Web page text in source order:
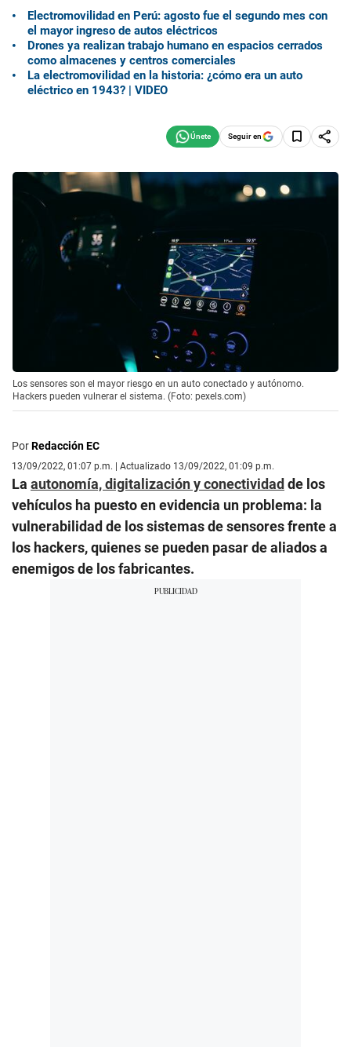
Electromovilidad en Perú: agosto fue el segundo mes con
el mayor ingreso de autos eléctricos
Drones ya realizan trabajo humano en espacios cerrados
como almacenes y centros comerciales
La electromovilidad en la historia: ¿cómo era un auto
eléctrico en 1943? | VIDEO
Seguir en
Los sensores son el mayor riesgo en un auto conectado y autónomo.
Hackers pueden vulnerar el sistema. (Foto: pexels.com)
PorRedacción EC
13/09/2022, 01:07 p.m. | Actualizado 13/09/2022, 01:09 p.m.
La autonomía, digitalización y conectividad de los
vehículos ha puesto en evidencia un problema: la
vulnerabilidad de los sistemas de sensores frente a
los hackers, quienes se pueden pasar de aliados a
enemigos de los fabricantes.